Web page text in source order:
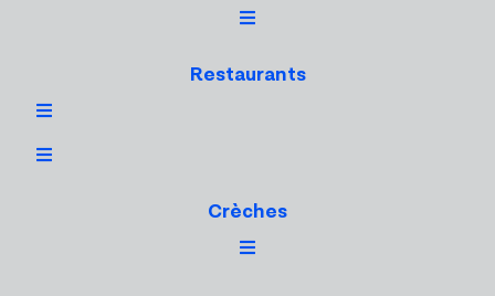
Restaurants
Crèches